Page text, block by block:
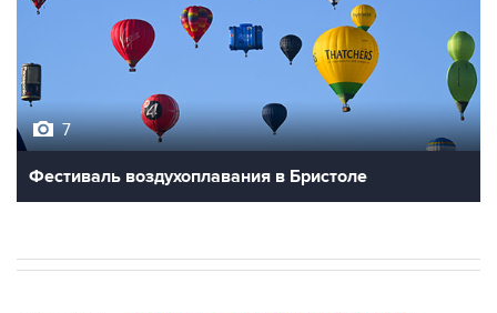
7
Фестиваль воздухоплавания в Бристоле